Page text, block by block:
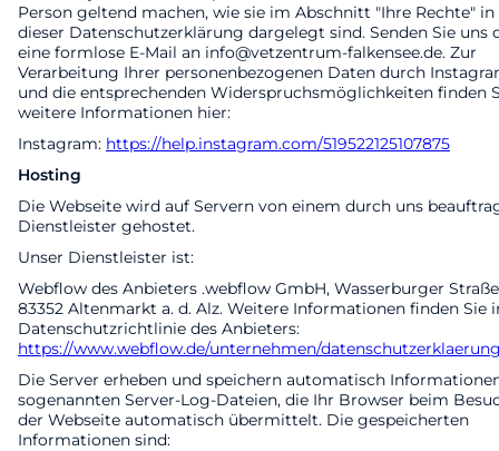
Person geltend machen, wie sie im Abschnitt "Ihre Rechte" in
dieser Datenschutzerklärung dargelegt sind. Senden Sie uns
eine formlose E-Mail an info@vetzentrum-falkensee.de. Zur
Verarbeitung Ihrer personenbezogenen Daten durch
und die entsprechenden Widerspruchsmöglichkeiten finden
weitere Informationen hier:
Instagram: https://help.instagram.com/519522125107875
Hosting
Die Webseite wird auf Servern von einem durch uns
Dienstleister gehostet.
Unser Dienstleister ist:
Webflow des Anbieters .webflow GmbH, Wasserburger
83352 Altenmarkt a. d. Alz. Weitere Informationen finden Sie
Datenschutzrichtlinie des Anbieters:
https://www.webflow.de/unternehmen/
Die Server erheben und speichern automatisch
sogenannten Server-Log-Dateien, die Ihr Browser beim
der Webseite automatisch übermittelt. Die gespeicherten
Informationen sind: